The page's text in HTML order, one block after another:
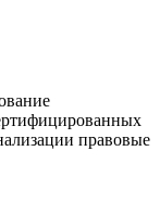
правовые